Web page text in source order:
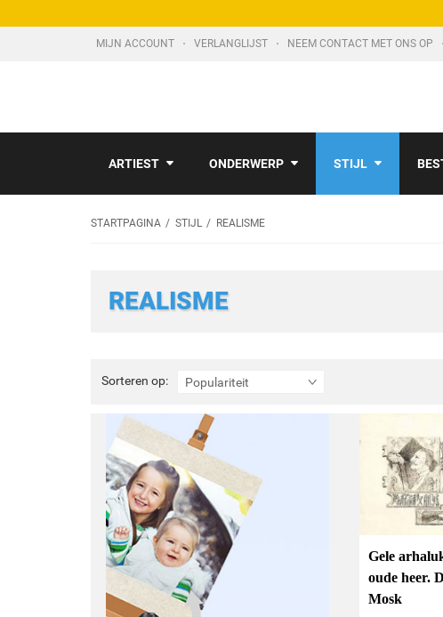
MIJN ACCOUNT VERLANGLIJST NEEM CONTACT MET ONS OP
ARTIEST ONDERWERP STIJL
STARTPAGINA STIJL REALISME
REALISME
Sorteren op: Populariteit
Sorteren
op:
Gele
oude heer.
Mosk